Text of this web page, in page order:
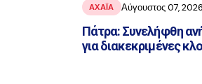
ΑΧΑΪ́Α Αύγουστος 07, 2026
Πάτρα: Συνελήφθη
για διακεκριμένες